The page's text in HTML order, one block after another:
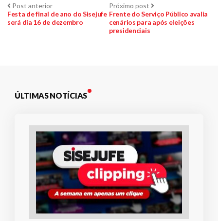
Navegação
de
Post anteriorPost
anterior:
Festa de final de ano do Sisejufe
será dia 16 de dezembro
Próximo post Próximo
post:
Frente do Serviço Público avalia
cenários para após eleições
presidenciais
ÚLTIMAS NOTÍCIAS